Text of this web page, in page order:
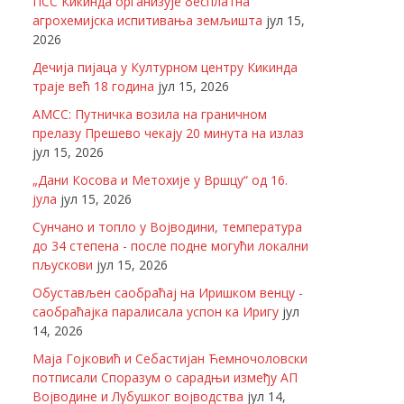
агрохемијска испитивања земљишта јул 15,
2026
Дечија пијаца у Културном центру Кикинда
траје већ 18 година јул 15, 2026
АМСС: Путничка возила на граничном
прелазу Прешево чекају 20 минута на излаз
јул 15, 2026
„Дани Косова и Метохије у Вршцу“ од 16.
јула јул 15, 2026
Сунчано и топло у Војводини, температура
до 34 степена - после подне могући локални
пљускови јул 15, 2026
Обустављен саобраћај на Иришком венцу -
саобраћајка паралисала успон ка Иригу јул
14, 2026
Маја Гојковић и Себастијан Ћемночоловски
потписали Споразум о сарадњи између АП
Војводине и Лубушког војводства јул 14,